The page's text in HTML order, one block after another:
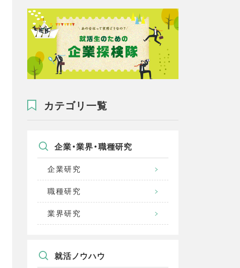
カテゴリ一覧
企業・業界・職種研究
企業研究
職種研究
業界研究
就活ノウハウ